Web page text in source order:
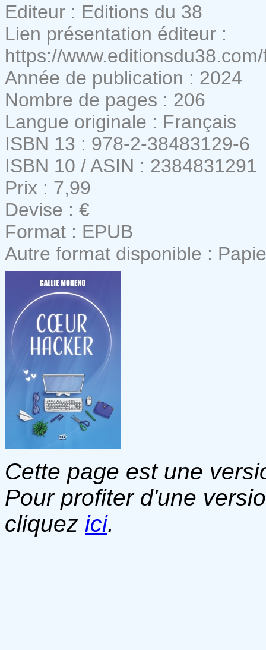
Editeur : Editions du 38
Lien présentation éditeur :
https://
Année de publication : 2024
Nombre de pages : 206
Langue originale : Français
ISBN 13 : 978-2-38483129-6
ISBN 10 / ASIN : 2384831291
Prix : 7,99
Devise : €
Format : EPUB
Autre format disponible :
Cette page est une
Pour profiter d'une
cliquez ici.